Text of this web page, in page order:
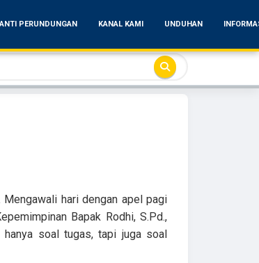
ANTI PERUNDUNGAN KANAL KAMI UNDUHAN
hari dengan apel pagi
Bapak Rodhi, S.Pd.,
hanya soal tugas, tapi juga soal